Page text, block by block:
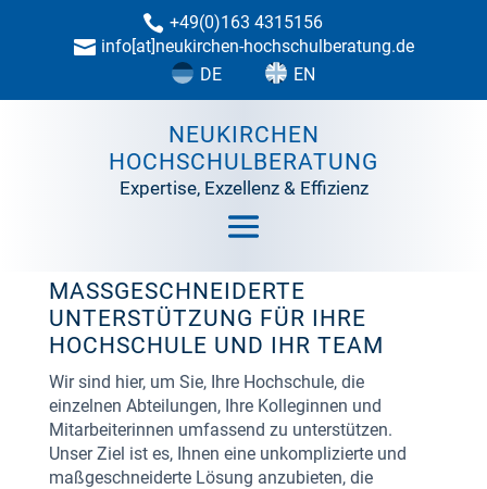
 +49(0)163 4315156
 info[at]neukirchen-hochschulberatung.de
DE
EN
NEUKIRCHEN
HOCHSCHULBERATUNG
Expertise, Exzellenz & Effizienz
KONTAKT
MASSGESCHNEIDERTE U
NTERSTÜTZUNG FÜR IHRE H
OCHSCHULE UND IHR TEAM
Wir sind hier, um Sie, Ihre Hochschule, die
einzelnen Abteilungen, Ihre Kolleginnen und
Mitarbeiterinnen umfassend zu unterstützen.
Unser Ziel ist es, Ihnen eine unkomplizierte und
maßgeschneiderte Lösung anzubieten, die